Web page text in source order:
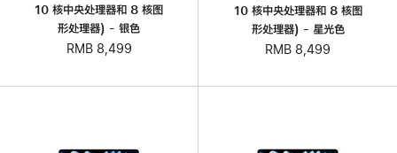
10 核中央处理器和 8 核图
形处理器) - 银色
RMB 8,499
10 核中央处理器和 8 核图
形处理器) - 星光色
RMB 8,499